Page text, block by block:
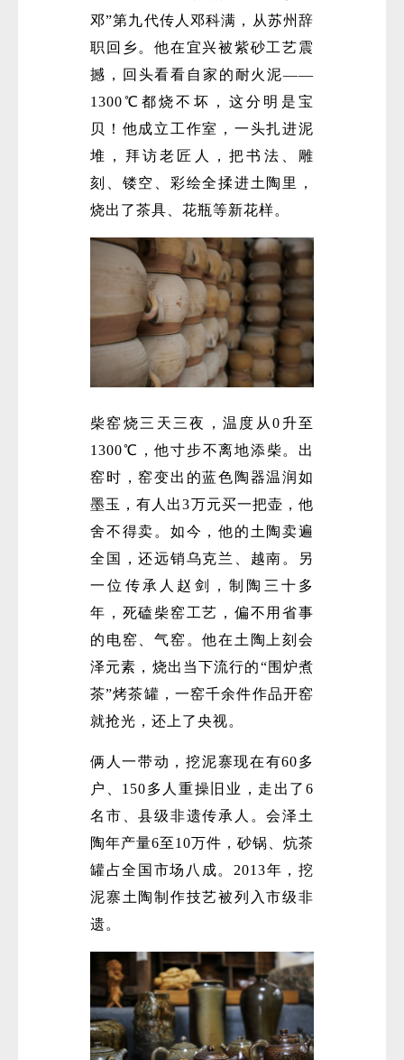
邓”第九代传人邓科满，从苏州辞
职回乡。他在宜兴被紫砂工艺震
撼，回头看看自家的耐火泥——
1300℃都烧不坏，这分明是宝
贝！他成立工作室，一头扎进泥
堆，拜访老匠人，把书法、雕
刻、镂空、彩绘全揉进土陶里，
烧出了茶具、花瓶等新花样。
柴窑烧三天三夜，温度从0升至
1300℃，他寸步不离地添柴。出
窑时，窑变出的蓝色陶器温润如
墨玉，有人出3万元买一把壶，他
舍不得卖。如今，他的土陶卖遍
全国，还远销乌克兰、越南。另
一位传承人赵剑，制陶三十多
年，死磕柴窑工艺，偏不用省事
的电窑、气窑。他在土陶上刻会
泽元素，烧出当下流行的“围炉煮
茶”烤茶罐，一窑千余件作品开窑
就抢光，还上了央视。
俩人一带动，挖泥寨现在有60多
户、150多人重操旧业，走出了6
名市、县级非遗传承人。会泽土
陶年产量6至10万件，砂锅、炕茶
罐占全国市场八成。2013年，挖
泥寨土陶制作技艺被列入市级非
遗。